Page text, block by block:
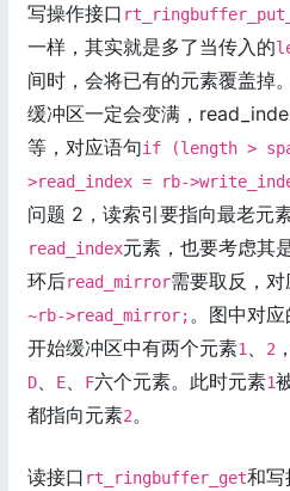
写操作接口
一样，其实就是多了当传入的
间时，会将已有的元素覆盖掉
缓冲区一定会变满，
等，对应语句if (length >
>read_index = rb-
问题 2，读索引要指向最老元
read_index元素，也要考虑其
环后read_mirror需要取反，对
~rb->read_mirror;。图中对应
开始缓冲区中有两个元素1 、 2
D、 E、 F六个元素。此时元素1
都指向元素2。
读接口 rt_ringbuffer_get和写